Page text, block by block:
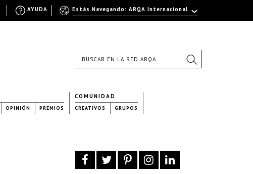
OPINIÓN PREMIOS
COMUNIDAD
CREATIVOS GRUPOS
Estás Navegando: ARQA Internacional
AYUDA